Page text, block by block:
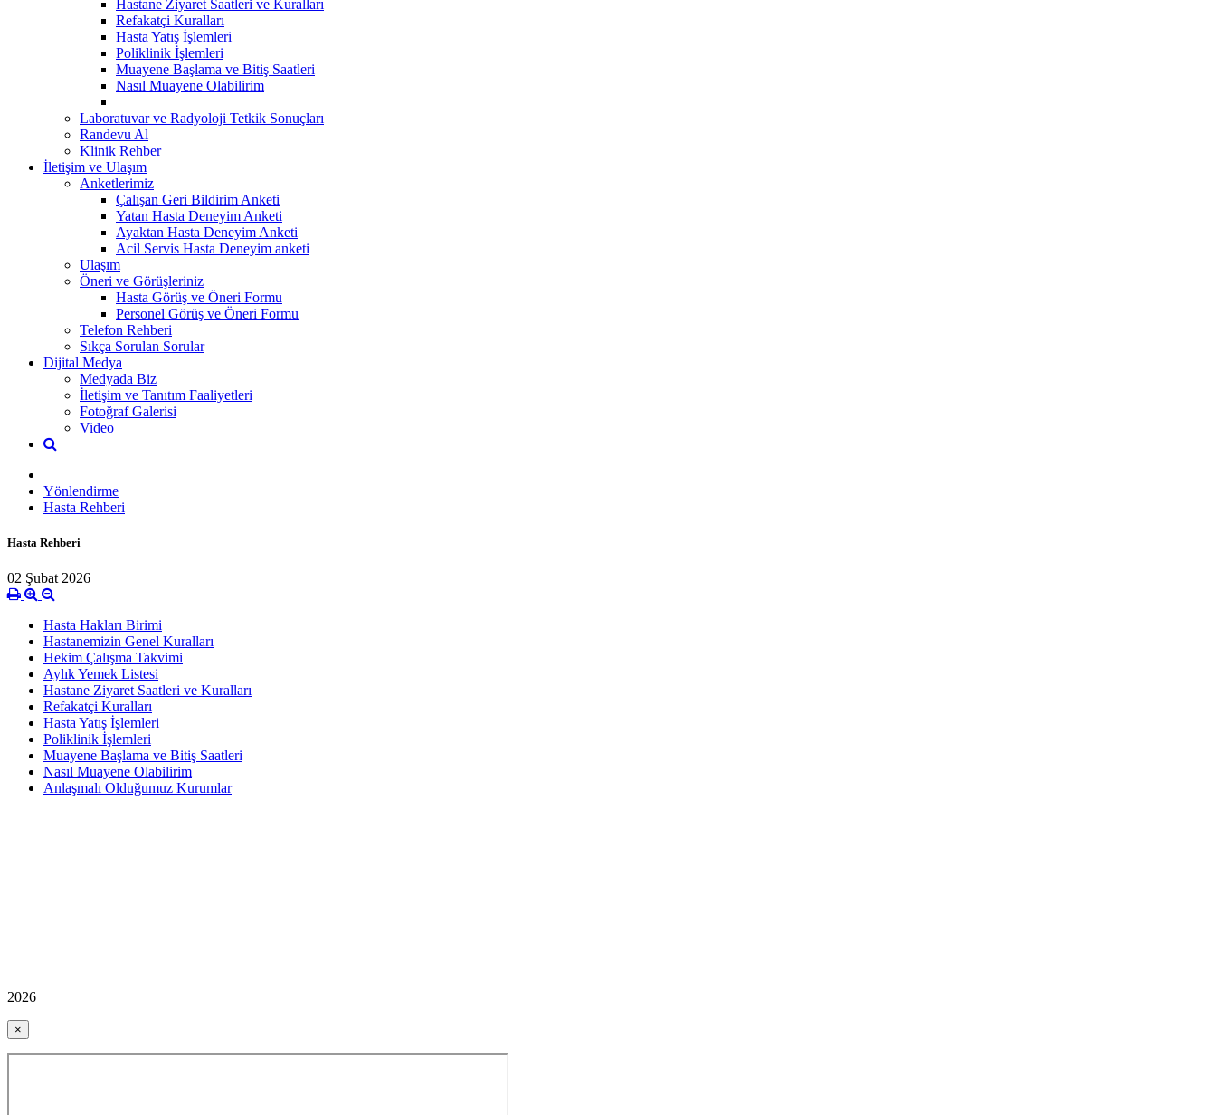
Hastane Ziyaret Saatleri ve Kuralları
Refakatçi Kuralları
Hasta Yatış İşlemleri
Poliklinik İşlemleri
Muayene Başlama ve Bitiş Saatleri
Nasıl Muayene Olabilirim
Laboratuvar ve Radyoloji Tetkik Sonuçları
Randevu Al
Klinik Rehber
İletişim ve Ulaşım
Anketlerimiz
Çalışan Geri Bildirim Anketi
Yatan Hasta Deneyim Anketi
Ayaktan Hasta Deneyim Anketi
Acil Servis Hasta Deneyim anketi
Ulaşım
Öneri ve Görüşleriniz
Hasta Görüş ve Öneri Formu
Personel Görüş ve Öneri Formu
Telefon Rehberi
Sıkça Sorulan Sorular
Dijital Medya
Medyada Biz
İletişim ve Tanıtım Faaliyetleri
Fotoğraf Galerisi
Video
Yönlendirme
Hasta Rehberi
Hasta Rehberi
02 Şubat 2026
Hasta Hakları Birimi
Hastanemizin Genel Kuralları
Hekim Çalışma Takvimi
Aylık Yemek Listesi
Hastane Ziyaret Saatleri ve Kuralları
Refakatçi Kuralları
Hasta Yatış İşlemleri
Poliklinik İşlemleri
Muayene Başlama ve Bitiş Saatleri
Nasıl Muayene Olabilirim
Anlaşmalı Olduğumuz Kurumlar
2026
×